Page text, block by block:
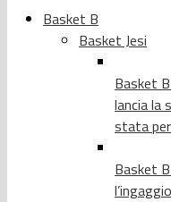
Basket B
Basket Jesi
Basket
lancia la
stata
Basket